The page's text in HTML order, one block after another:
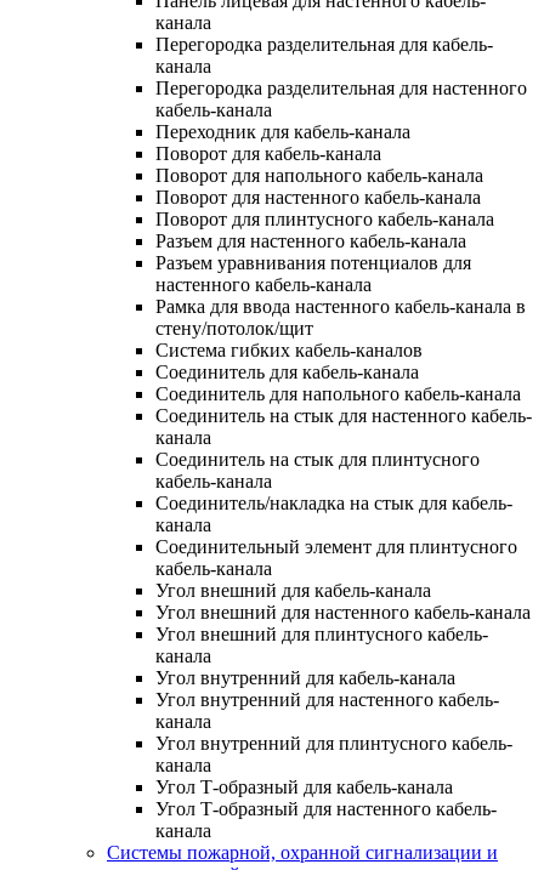
канала
Перегородка разделительная для кабель-
канала
Перегородка разделительная для настенного
кабель-канала
Переходник для кабель-канала
Поворот для кабель-канала
Поворот для напольного кабель-канала
Поворот для настенного кабель-канала
Поворот для плинтусного кабель-канала
Разъем для настенного кабель-канала
Разъем уравнивания потенциалов для
настенного кабель-канала
Рамка для ввода настенного кабель-канала в
стену/потолок/щит
Система гибких кабель-каналов
Соединитель для кабель-канала
Соединитель для напольного кабель-канала
Соединитель на стык для настенного кабель-
канала
Соединитель на стык для плинтусного
кабель-канала
Соединитель/накладка на стык для кабель-
канала
Соединительный элемент для плинтусного
кабель-канала
Угол внешний для кабель-канала
Угол внешний для настенного кабель-канала
Угол внешний для плинтусного кабель-
канала
Угол внутренний для кабель-канала
Угол внутренний для настенного кабель-
канала
Угол внутренний для плинтусного кабель-
канала
Угол Т-образный для кабель-канала
Угол Т-образный для настенного кабель-
канала
Системы пожарной, охранной сигнализации и